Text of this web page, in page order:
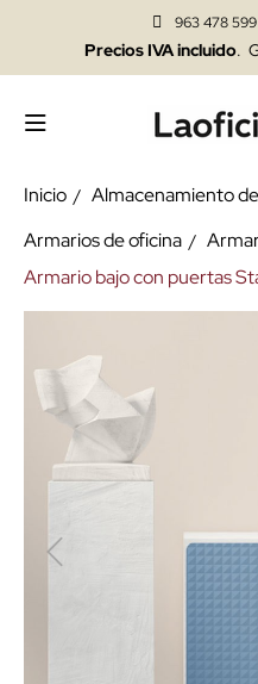
963 478 599
Precios IVA incluido.
Inicio
Almacenamiento
Armarios de oficina
Armario bajo con puertas